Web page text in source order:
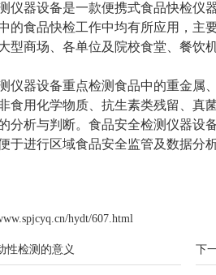
仪器设备是一款便携式食品快检仪
的食品快检工作中均有所应用，主
型商场、各单位及院校食堂、餐饮
仪器设备重点检测食品中的重金属
食用化学物质、抗生素类残留、真
分析与判断。食品安全检测仪器设
于进行区域食品安全监管及数据分
hydt/607.html
性检测的意义 下